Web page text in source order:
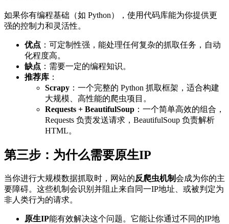
如果你有编程基础（如 Python），使用代码库能为你提供更
强的控制力和灵活性。
优点 ：可定制性强，能处理任何复杂的抓取任务，自动
化程度高。
缺点 ：需要一定的编程知识。
推荐库 ：
Scrapy ：一个完整的 Python 抓取框架，适合构建
大规模、高性能的爬虫项目。
Requests + BeautifulSoup ：一个简单高效的组合，
Requests 负责发送请求，BeautifulSoup 负责解析
HTML。
第三步：为什么需要原生IP
当你进行大规模数据抓取时，网站的反爬虫机制会成为你的主
要障碍。这些机制会识别并阻止来自同一IP地址、或被判定为
非人类行为的请求。
原生IP能有效解决这个问题。它能让你通过不同的IP地